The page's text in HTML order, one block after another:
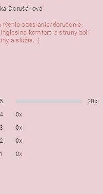
Dorušáková
odoslanie/doručenie.
komfort, a struny boli
a slúžia. :)
5
28x
4
0x
3
0x
2
0x
1
0x